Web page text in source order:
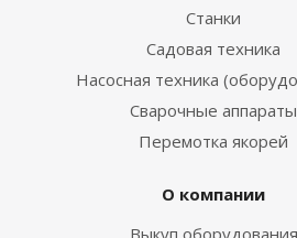
Станки
Садовая техника
Насосная техника
Сварочные аппараты
Перемотка якорей
О компании